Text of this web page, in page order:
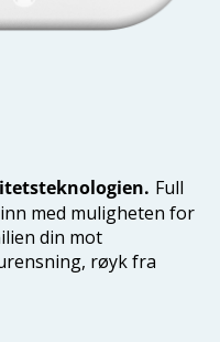
Full
med muligheten for
din mot
røyk fra